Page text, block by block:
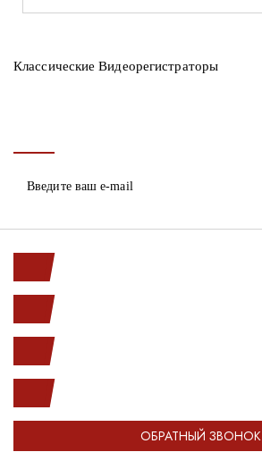
Классические Видеорегистраторы
ОБРАТНЫЙ ЗВОНОК